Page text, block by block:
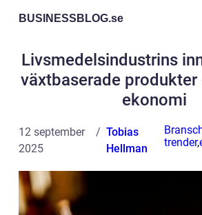
BUSINESSBLOG.se
Livsmedelsindustrins
växtbaserade
ekonomi
12 september
2025
Tobias
Hellman
trender,